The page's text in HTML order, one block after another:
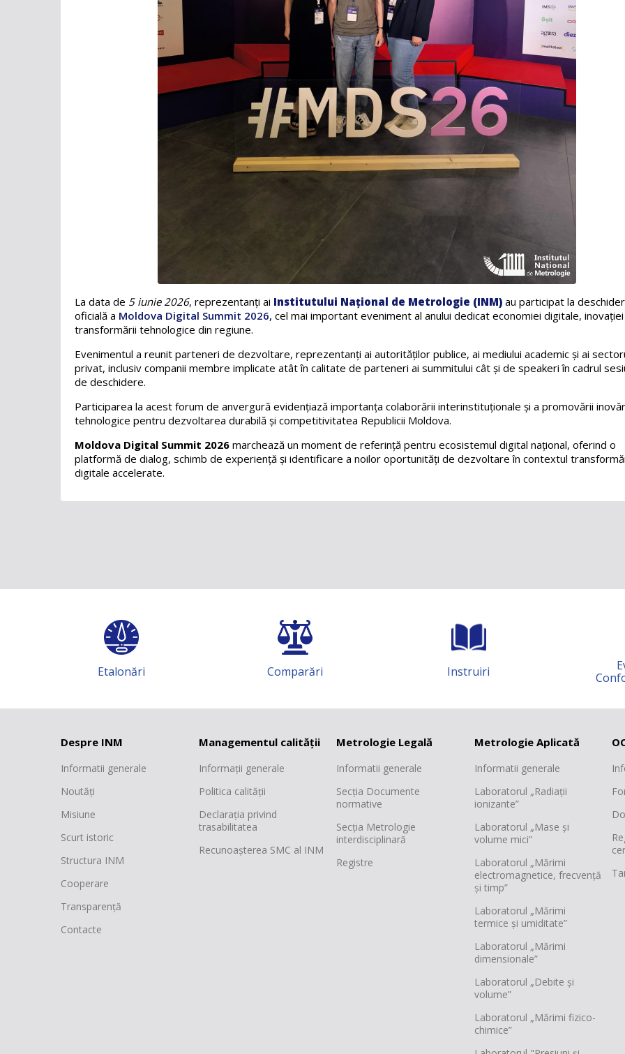
La data de 5 iunie 2026, reprezentanți ai Institutului Național de Metrologie (INM) au participat la
oficială a Moldova Digital Summit 2026, cel mai important eveniment al anului dedicat economiei digitale, inovației
transformării tehnologice din regiune.
Evenimentul a reunit parteneri de dezvoltare, reprezentanți ai autorităților publice, ai mediului academic și ai
privat, inclusiv companii membre implicate atât în calitate de parteneri ai summitului cât și de speakeri în cadrul
de deschidere.
Participarea la acest forum de anvergură evidențiază importanța colaborării interinstituționale și a promovării
tehnologice pentru dezvoltarea durabilă și competitivitatea Republicii Moldova.
Moldova Digital Summit 2026 marchează un moment de referință pentru ecosistemul digital național, oferind o
platformă de dialog, schimb de experiență și identificare a noilor oportunități de dezvoltare în contextul
digitale accelerate.
Conformității MM
Despre INM
Informatii generale
Noutăți
Misiune
Scurt istoric
Structura INM
Cooperare
Transparență
Contacte
Managementul calității
Informații generale
Politica calității
Declarația privind
trasabilitatea
Recunoașterea SMC al INM
Metrologie Legală
Informatii generale
Secția Documente
normative
Secția Metrologie
interdisciplinară
Registre
Metrologie Aplicată
Informatii generale
Laboratorul „Radiații
ionizante”
Laboratorul „Mase și
volume mici”
Laboratorul „Mărimi
electromagnetice, frecvență
și timp”
Laboratorul „Mărimi
termice și umiditate”
Laboratorul „Mărimi
dimensionale”
Laboratorul „Debite și
volume”
Laboratorul „Mărimi fizico-
chimice”